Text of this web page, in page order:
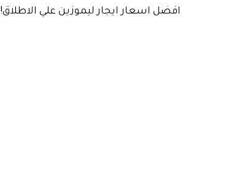
افضل اسعار ايجار ليموزين علي الاطلاق!